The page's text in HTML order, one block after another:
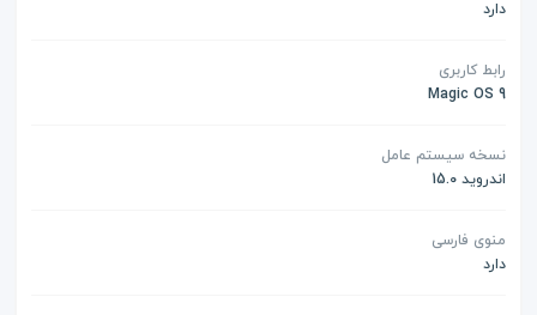
دارد
رابط کاربری
Magic OS 9
نسخه سیستم عامل
اندروید 15.0
منوی فارسی
دارد